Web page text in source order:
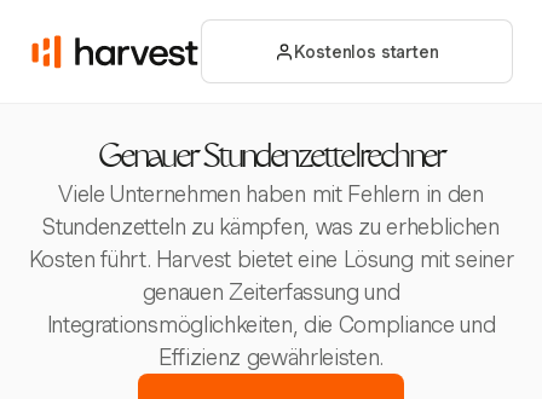
Kostenlos starten
Genauer Stundenzettelrechner
Viele Unternehmen haben mit Fehlern in den
Stundenzetteln zu kämpfen, was zu erheblichen
Kosten führt. Harvest bietet eine Lösung mit seiner
genauen Zeiterfassung und
Integrationsmöglichkeiten, die Compliance und
Effizienz gewährleisten.